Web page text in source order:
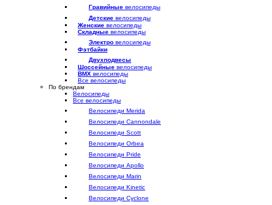
Гравийные велосипеды
Детские велосипеды
Женские велосипеды
Складные велосипеды
Электро велосипеды
Фэтбайки
Двухподвесы
Шоссейные велосипеды
BMX велосипеды
Все велосипеды
По брендам
Велосипеды
Все велосипеды
Велосипеди Merida
Велосипеди Cannondale
Велосипеди Scott
Велосипеди Orbea
Велосипеди Pride
Велосипеди Apollo
Велосипеди Marin
Велосипеди Kinetic
Велосипеди Cyclone